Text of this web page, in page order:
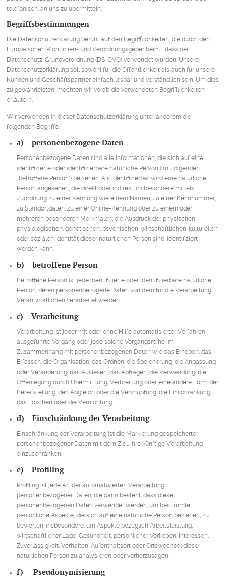
telefonisch, an uns zu übermitteln.
Begriffsbestimmungen
Die Datenschutzerklärung beruht auf den Begrifflichkeiten, die durch den
Europäischen Richtlinien- und Verordnungsgeber beim Erlass der
Datenschutz-Grundverordnung (DS-GVO) verwendet wurden. Unsere
Datenschutzerklärung soll sowohl für die Öffentlichkeit als auch für unsere
Kunden und Geschäftspartner einfach lesbar und verständlich sein. Um dies
zu gewährleisten, möchten wir vorab die verwendeten Begrifflichkeiten
erläutern.
Wir verwenden in dieser Datenschutzerklärung unter anderem die
folgenden Begriffe:
a) personenbezogene Daten
Personenbezogene Daten sind alle Informationen, die sich auf eine
identifizierte oder identifizierbare natürliche Person (im Folgenden
„betroffene Person") beziehen. Als identifizierbar wird eine natürliche
Person angesehen, die direkt oder indirekt, insbesondere mittels
Zuordnung zu einer Kennung wie einem Namen, zu einer Kennnummer,
zu Standortdaten, zu einer Online-Kennung oder zu einem oder
mehreren besonderen Merkmalen, die Ausdruck der physischen,
physiologischen, genetischen, psychischen, wirtschaftlichen, kulturellen
oder sozialen Identität dieser natürlichen Person sind, identifiziert
werden kann.
b) betroffene Person
Betroffene Person ist jede identifizierte oder identifizierbare natürliche
Person, deren personenbezogene Daten von dem für die Verarbeitung
Verantwortlichen verarbeitet werden.
c) Verarbeitung
Verarbeitung ist jeder mit oder ohne Hilfe automatisierter Verfahren
ausgeführte Vorgang oder jede solche Vorgangsreihe im
Zusammenhang mit personenbezogenen Daten wie das Erheben, das
Erfassen, die Organisation, das Ordnen, die Speicherung, die Anpassung
oder Veränderung, das Auslesen, das Abfragen, die Verwendung, die
Offenlegung durch Übermittlung, Verbreitung oder eine andere Form der
Bereitstellung, den Abgleich oder die Verknüpfung, die Einschränkung,
das Löschen oder die Vernichtung.
d) Einschränkung der Verarbeitung
Einschränkung der Verarbeitung ist die Markierung gespeicherter
personenbezogener Daten mit dem Ziel, ihre künftige Verarbeitung
einzuschränken.
e) Profiling
Profiling ist jede Art der automatisierten Verarbeitung
personenbezogener Daten, die darin besteht, dass diese
personenbezogenen Daten verwendet werden, um bestimmte
persönliche Aspekte, die sich auf eine natürliche Person beziehen, zu
bewerten, insbesondere, um Aspekte bezüglich Arbeitsleistung,
wirtschaftlicher Lage, Gesundheit, persönlicher Vorlieben, Interessen,
Zuverlässigkeit, Verhalten, Aufenthaltsort oder Ortswechsel dieser
natürlichen Person zu analysieren oder vorherzusagen.
f) Pseudonymisierung